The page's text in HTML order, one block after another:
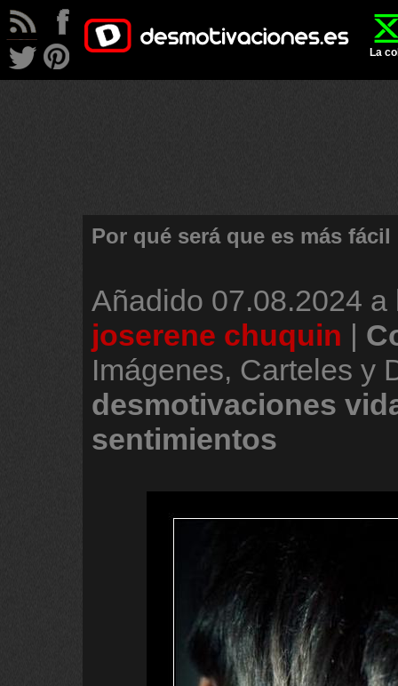
La
Por qué será que es más fácil
Añadido 07.08.2024 a
joserene chuquin |
Imágenes, Carteles y
desmotivaciones
sentimientos